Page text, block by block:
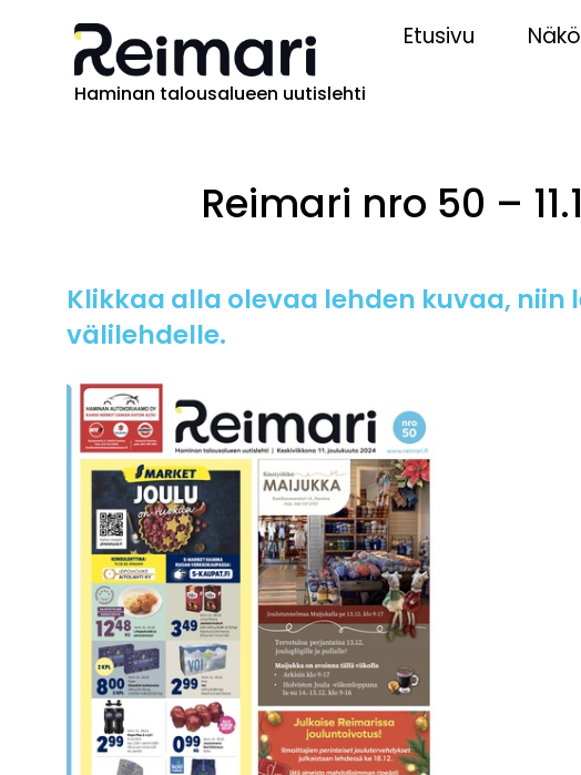
Haminan talousalueen uutislehti
Etusivu
Reimari nro 50 –
Klikkaa alla olevaa lehden kuvaa, niin
välilehdelle.